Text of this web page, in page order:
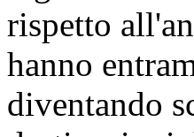
rispetto
hanno
diventando